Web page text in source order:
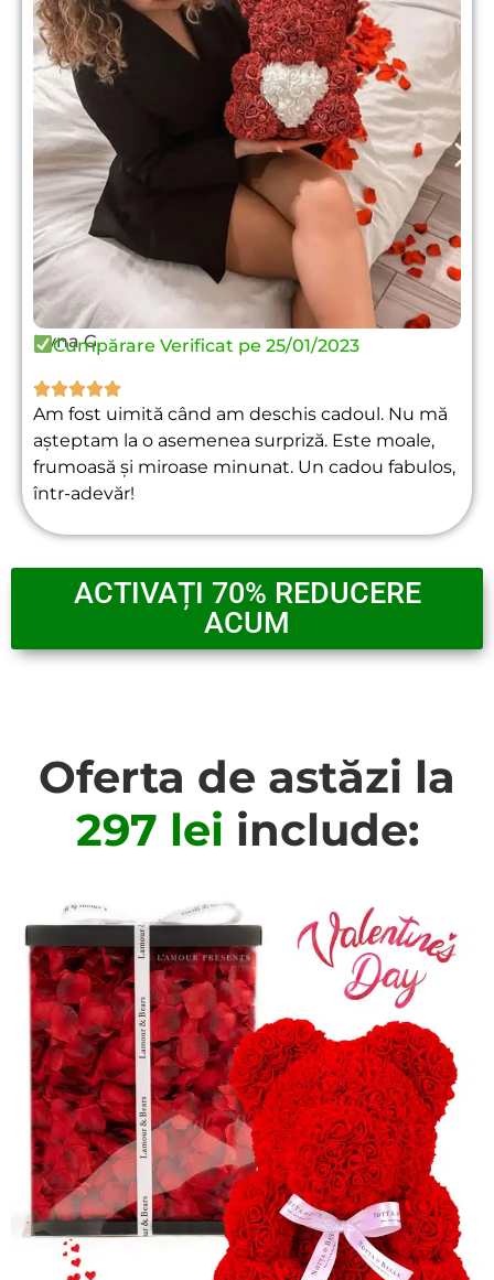
Iryna G.
Cumpărare Verificat pe 25/01/2023

Am fost uimită când am deschis cadoul. Nu mă
așteptam la o asemenea surpriză. Este moale,
frumoasă și miroase minunat. Un cadou fabulos,
într-adevăr!
ACTIVAȚI 70% REDUCERE
ACUM
Oferta de astăzi la
297 lei include: